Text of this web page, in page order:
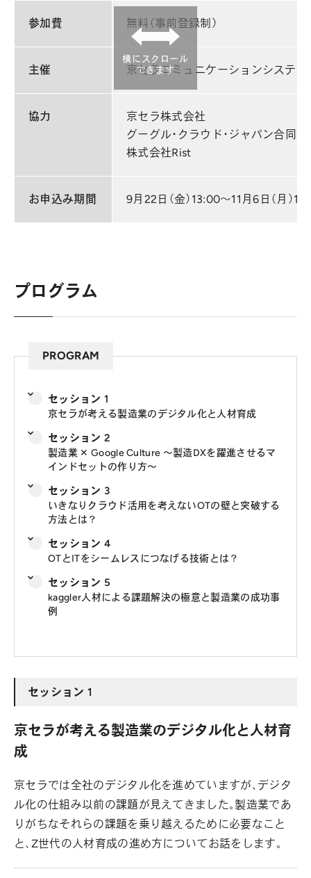
参加費 無料（事前登録制）
主催 京セラコミュニケーションシステム
協力
京セラ株式会社
グーグル・クラウド・ジャパン合同会
株式会社Rist
お申込み期間 9月22日（金）13:00～11月6日（月）
横にスクロール
できます
プログラム
PROGRAM
セッション 1
京セラが考える製造業のデジタル化と人材育成
セッション 2
製造業 ✕ Google Culture ～製造DXを躍進させるマ
インドセットの作り方～
セッション 3
いきなりクラウド活用を考えないOTの壁と突破する
方法とは？
セッション 4
OTとITをシームレスにつなげる技術とは？
セッション 5
kaggler人材による課題解決の極意と製造業の成功事
例
セッション 1
京セラが考える製造業のデジタル化と人材育
成
京セラでは全社のデジタル化を進めていますが、デジタ
ル化の仕組み以前の課題が見えてきました。製造業であ
りがちなそれらの課題を乗り越えるために必要なこと
と、Z世代の人材育成の進め方についてお話をします。